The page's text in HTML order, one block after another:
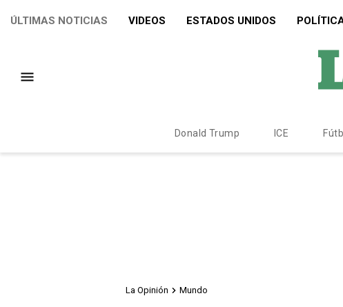
ÚLTIMAS NOTICIAS VIDEOS ESTADOS UNIDOS
Donald Trump ICE
La Opinión Mundo